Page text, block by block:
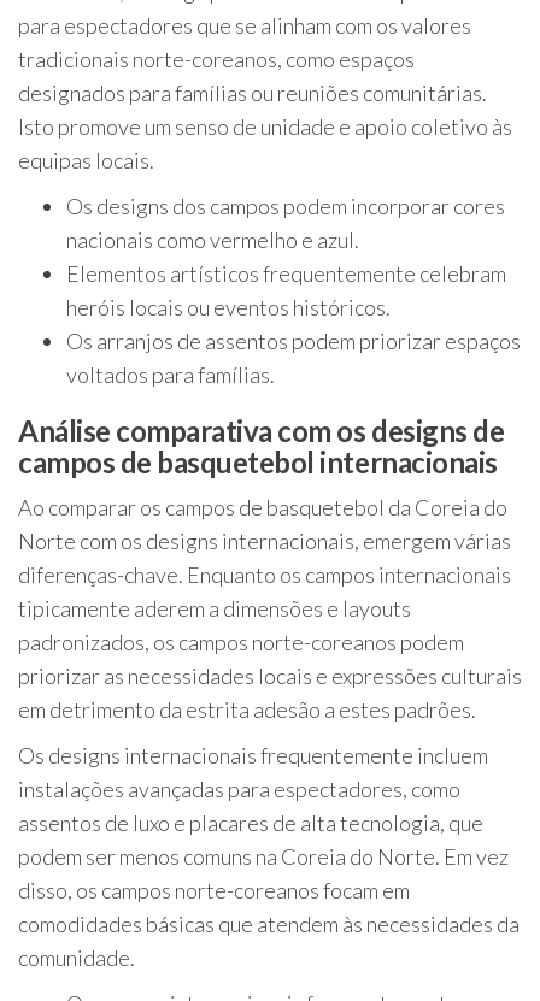
para espectadores que se alinham com os valores
tradicionais norte-coreanos, como espaços
designados para famílias ou reuniões comunitárias.
Isto promove um senso de unidade e apoio coletivo às
equipas locais.
Os designs dos campos podem incorporar cores
nacionais como vermelho e azul.
Elementos artísticos frequentemente celebram
heróis locais ou eventos históricos.
Os arranjos de assentos podem priorizar espaços
voltados para famílias.
Análise comparativa com os designs de
campos de basquetebol internacionais
Ao comparar os campos de basquetebol da Coreia do
Norte com os designs internacionais, emergem várias
diferenças-chave. Enquanto os campos internacionais
tipicamente aderem a dimensões e layouts
padronizados, os campos norte-coreanos podem
priorizar as necessidades locais e expressões culturais
em detrimento da estrita adesão a estes padrões.
Os designs internacionais frequentemente incluem
instalações avançadas para espectadores, como
assentos de luxo e placares de alta tecnologia, que
podem ser menos comuns na Coreia do Norte. Em vez
disso, os campos norte-coreanos focam em
comodidades básicas que atendem às necessidades da
comunidade.